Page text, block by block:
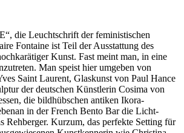
die Leuchtschrift der feministischen
Fontaine ist Teil der Ausstattung des
Kunst. Fast meint man, in eine
Man speist hier umgeben von
Saint Laurent, Glaskunst von Paul Hance
der deutschen Künstlerin Cosima von
die bildhübschen antiken Ikora-
in der French Bento Bar die Licht-
Rehberger. Kurzum, das perfekte Setting für